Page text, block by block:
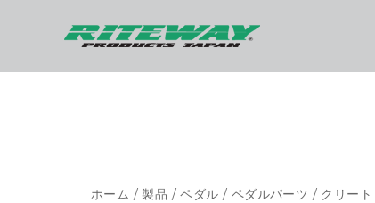
ホーム /製品 /ペダル / ペダルパーツ / クリート